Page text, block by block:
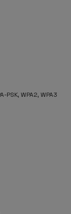
PSK, WPA2, WPA3